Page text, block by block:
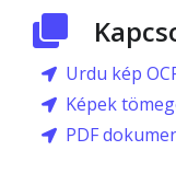
Urdu kép
Képek
PDF